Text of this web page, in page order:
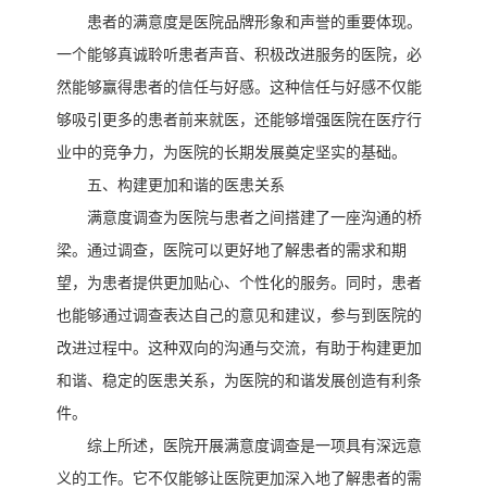
患者的满意度是医院品牌形象和声誉的重要体现。
一个能够真诚聆听患者声音、积极改进服务的医院，必
然能够赢得患者的信任与好感。这种信任与好感不仅能
够吸引更多的患者前来就医，还能够增强医院在医疗行
业中的竞争力，为医院的长期发展奠定坚实的基础。
五、构建更加和谐的医患关系
满意度调查为医院与患者之间搭建了一座沟通的桥
梁。通过调查，医院可以更好地了解患者的需求和期
望，为患者提供更加贴心、个性化的服务。同时，患者
也能够通过调查表达自己的意见和建议，参与到医院的
改进过程中。这种双向的沟通与交流，有助于构建更加
和谐、稳定的医患关系，为医院的和谐发展创造有利条
件。
综上所述，医院开展满意度调查是一项具有深远意
义的工作。它不仅能够让医院更加深入地了解患者的需